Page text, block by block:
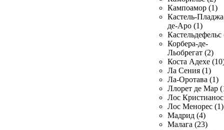
Кампоамор (1)
Кастель-
де-Аро (1)
Кастельдефельс
Корбера-де-
Льобрегат (2)
Коста Адехе
Ла Сения (1)
Ла-Оротава (1)
Ллорет де Мар
Лос
Лос Менорес (1)
Мадрид (4)
Малага (23)